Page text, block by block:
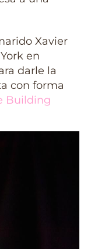
Xavier
en
darle la
con forma
Building